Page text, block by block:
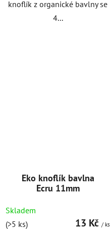
knoflík z organické bavlny se
4...
Eko knoflík bavlna
Ecru 11mm
Skladem
(>5 ks)
13 Kč / ks